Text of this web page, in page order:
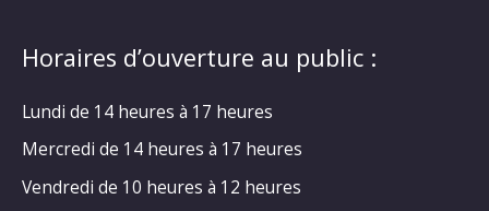
Horaires d’ouverture au public :
Lundi de 14 heures à 17 heures
Mercredi de 14 heures à 17 heures
Vendredi de 10 heures à 12 heures